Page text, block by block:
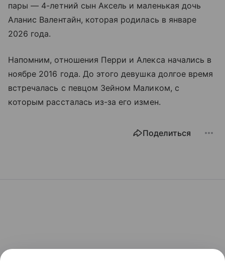
пары — 4-летний сын Аксель и маленькая дочь
Аланис Валентайн, которая родилась в январе
2026 года.
Напомним, отношения Перри и Алекса начались в
ноябре 2016 года. До этого девушка долгое время
встречалась с певцом Зейном Маликом, с
которым рассталась из-за его измен.
Поделиться